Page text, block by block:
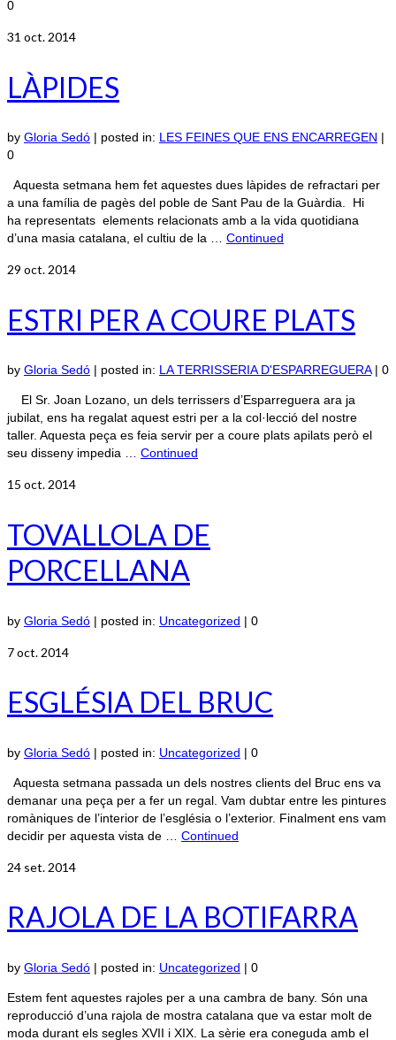
0
31 oct. 2014
LÀPIDES
by Gloria Sedó | posted in: LES FEINES QUE ENS ENCARREGEN |
0
Aquesta setmana hem fet aquestes dues làpides de refractari per
a una família de pagès del poble de Sant Pau de la Guàrdia. Hi
ha representats elements relacionats amb a la vida quotidiana
d’una masia catalana, el cultiu de la … Continued
29 oct. 2014
ESTRI PER A COURE PLATS
by Gloria Sedó | posted in: LA TERRISSERIA D'ESPARREGUERA | 0
El Sr. Joan Lozano, un dels terrissers d’Esparreguera ara ja
jubilat, ens ha regalat aquest estri per a la col·lecció del nostre
taller. Aquesta peça es feia servir per a coure plats apilats però el
seu disseny impedia … Continued
15 oct. 2014
TOVALLOLA DE
PORCELLANA
by Gloria Sedó | posted in: Uncategorized | 0
7oct. 2014
ESGLÉSIA DEL BRUC
by Gloria Sedó | posted in: Uncategorized | 0
Aquesta setmana passada un dels nostres clients del Bruc ens va
demanar una peça per a fer un regal. Vam dubtar entre les pintures
romàniques de l’interior de l’església o l’exterior. Finalment ens vam
decidir per aquesta vista de … Continued
24 set. 2014
RAJOLA DE LA BOTIFARRA
by Gloria Sedó | posted in: Uncategorized | 0
Estem fent aquestes rajoles per a una cambra de bany. Són una
reproducció d’una rajola de mostra catalana que va estar molt de
moda durant els segles XVII i XIX. La sèrie era coneguda amb el